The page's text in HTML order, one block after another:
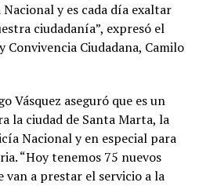
y es cada día exaltar
ciudadanía”, expresó el
Convivencia Ciudadana, Camilo
Vásquez aseguró que es un
la ciudad de Santa Marta, la
Nacional y en especial para
“Hoy tenemos 75 nuevos
van a prestar el servicio a la